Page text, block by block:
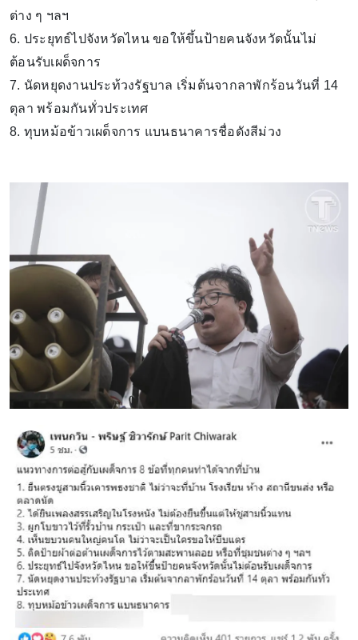
ต่าง ๆ ฯลฯ
6. ประยุทธ์ไปจังหวัดไหน ขอให้ขึ้นป้ายคนจังหวัดนั้นไม่
ต้อนรับเผด็จการ
7. นัดหยุดงานประท้วงรัฐบาล เริ่มต้นจากลาพักร้อนวันที่ 14
ตุลา พร้อมกันทั่วประเทศ
8. ทุบหม้อข้าวเผด็จการ แบนธนาคารชื่อดังสีม่วง